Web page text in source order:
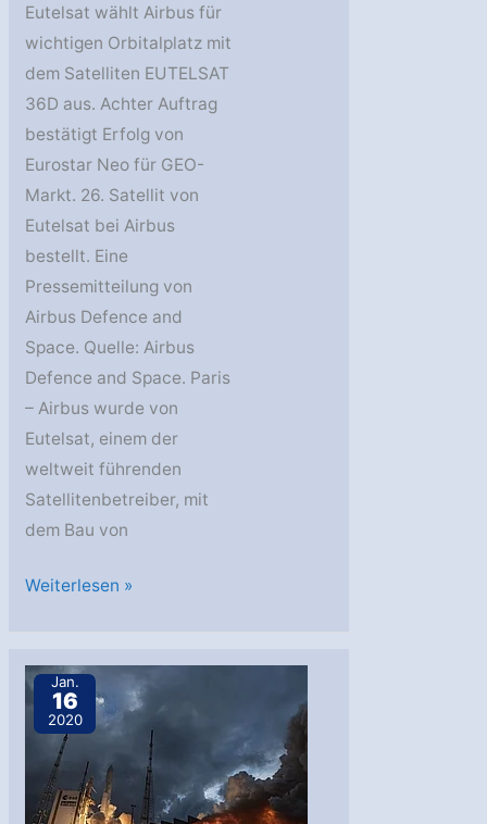
Eutelsat wählt Airbus für
wichtigen Orbitalplatz mit
dem Satelliten EUTELSAT
36D aus. Achter Auftrag
bestätigt Erfolg von
Eurostar Neo für GEO-
Markt. 26. Satellit von
Eutelsat bei Airbus
bestellt. Eine
Pressemitteilung von
Airbus Defence and
Space. Quelle: Airbus
Defence and Space. Paris
– Airbus wurde von
Eutelsat, einem der
weltweit führenden
Satellitenbetreiber, mit
dem Bau von
Eutelsat
für
EUTELSAT
36D
Weiterlesen »
Jan.
16
2020